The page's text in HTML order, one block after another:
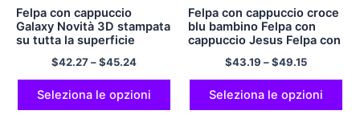
Felpa con cappuccio
Galaxy Novità 3D stampata
su tutta la superficie
Imposta felpa con
cappuccio grafica e
pantaloni per bambini
$42.27–$45.24
Seleziona le opzioni
Felpa con cappuccio croce
blu bambino Felpa con
cappuccio Jesus Felpa con
cappuccio essenziale per
tutti Felpa con cappuccio
vuota JESUS ​​THE KINGS
Felpa con cappuccio Felpa
con cappuccio Preppy con
$43.19 –$49.15
Seleziona le opzioni